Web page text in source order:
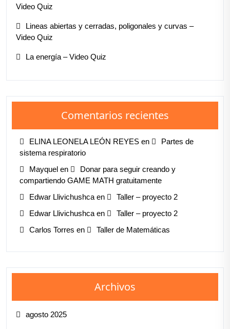
Video Quiz
Lineas abiertas y cerradas, poligonales y curvas –
Video Quiz
La energía – Video Quiz
Comentarios recientes
ELINA LEONELA LEÓN REYES en
Partes de
sistema respiratorio
Mayquel en
Donar para seguir creando y
compartiendo GAME MATH gratuitamente
Edwar Llivichushca en
Taller – proyecto 2
Edwar Llivichushca en
Taller – proyecto 2
Carlos Torres en Taller de Matemáticas
Archivos
agosto 2025